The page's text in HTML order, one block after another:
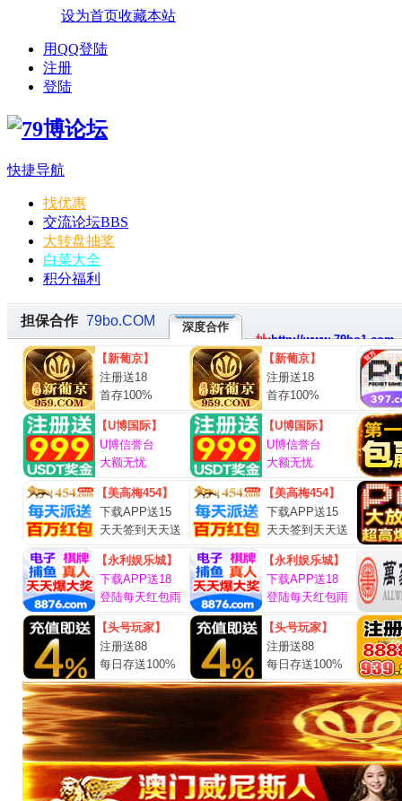
设为首页收藏本站
用QQ登陆
注册
登陆
快捷导航
找优惠
交流论坛BBS
大转盘抽奖
白菜大全
积分福利